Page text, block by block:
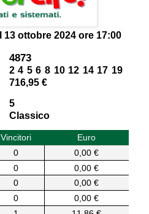
13 ottobre 2024 ore 17:00
4873
2 4 5 6 8 10 12 14 17 19
716,95 €
5
Classico
Vincitori
Euro
0
0,00 €
0
0,00 €
0
0,00 €
0
0,00 €